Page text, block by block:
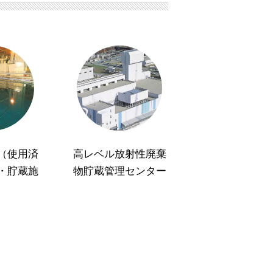
使用済
貯蔵施
高レベル放射性廃棄
物貯蔵管理センター